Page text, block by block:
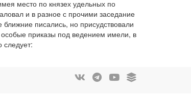
место по князех удельных по
и в разное с прочими заседание
писались, но присудствовали
особые приказы под ведением имели, в